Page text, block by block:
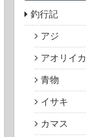
釣行記
アジ
アオリイカ
青物
イサキ
カマス